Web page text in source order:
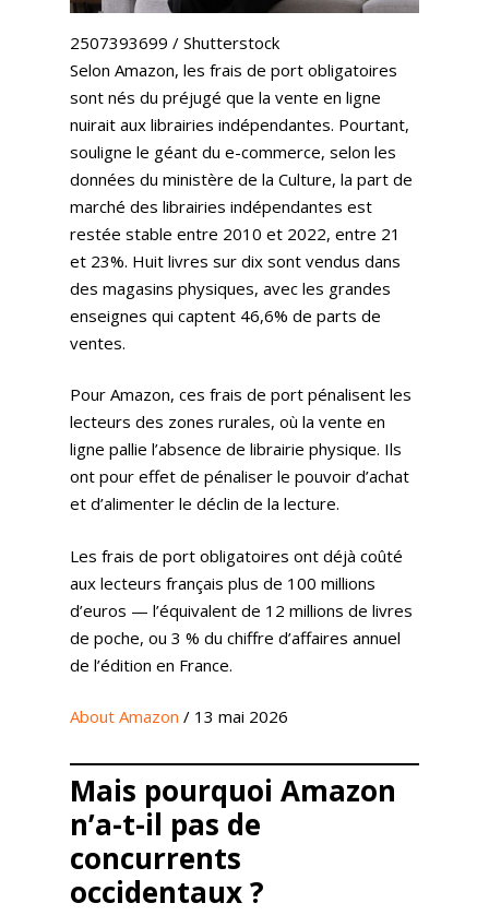
2507393699 / Shutterstock
Selon Amazon, les frais de port obligatoires
sont nés du préjugé que la vente en ligne
nuirait aux librairies indépendantes. Pourtant,
souligne le géant du e-commerce, selon les
données du ministère de la Culture, la part de
marché des librairies indépendantes est
restée stable entre 2010 et 2022, entre 21
et 23%. Huit livres sur dix sont vendus dans
des magasins physiques, avec les grandes
enseignes qui captent 46,6% de parts de
ventes.
Pour Amazon, ces frais de port pénalisent les
lecteurs des zones rurales, où la vente en
ligne pallie l’absence de librairie physique. Ils
ont pour effet de pénaliser le pouvoir d’achat
et d’alimenter le déclin de la lecture.
Les frais de port obligatoires ont déjà coûté
aux lecteurs français plus de 100 millions
d’euros — l’équivalent de 12 millions de livres
de poche, ou 3 % du chiffre d’affaires annuel
de l’édition en France.
About Amazon / 13 mai 2026
Mais pourquoi Amazon
n’a-t-il pas de
concurrents
occidentaux ?
Stratégie
Publicité
Pilotage
Solutions
Gestion Publicitaire
Amazon
Reporting
Gestion des Reviews
Agence
Emploi
Nos Clients
Presse
Actualités
Articles
Amazon Advertising
Ressources
Webinar
Livres Blanc
Contact
38 Avenue de Saxe, 69006
T:+ 33 04 78 52 38 15